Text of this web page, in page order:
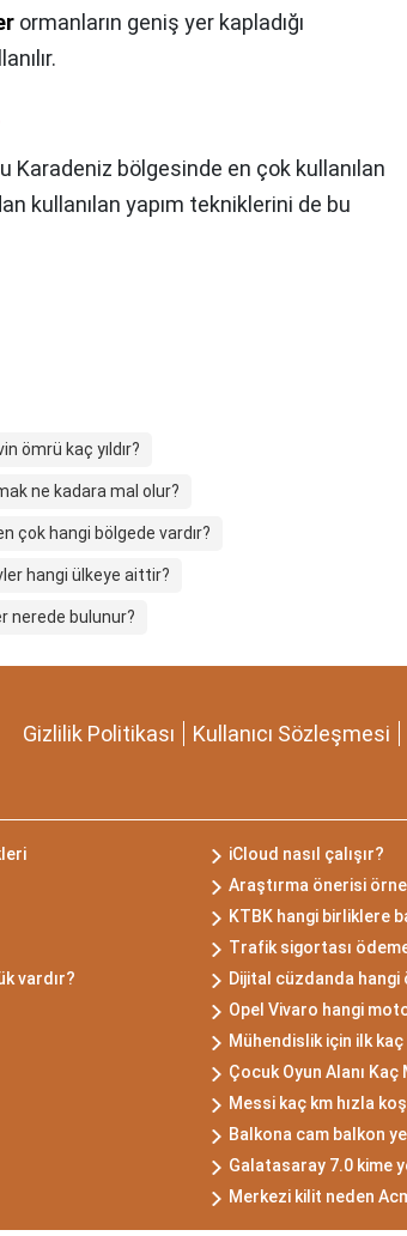
ormanların geniş yer kapladığı
Karadeniz bölgesinde en çok kullanılan
kullanılan yapım tekniklerini de bu
ömrü kaç yıldır?
ne kadara mal olur?
çok hangi bölgede vardır?
hangi ülkeye aittir?
nerede bulunur?
Gizlilik Politikası Kullanıcı Sözleşmesi
iCloud nasıl çalışır?
Araştırma önerisi
KTBK hangi birliklere
Trafik sigortası ödeme
vardır?
Dijital cüzdanda
Opel Vivaro hangi
Mühendislik için ilk kaç
Çocuk Oyun Alanı Kaç
Messi kaç km hızla
Balkona cam balkon
Galatasaray 7.0 kime
Merkezi kilit neden